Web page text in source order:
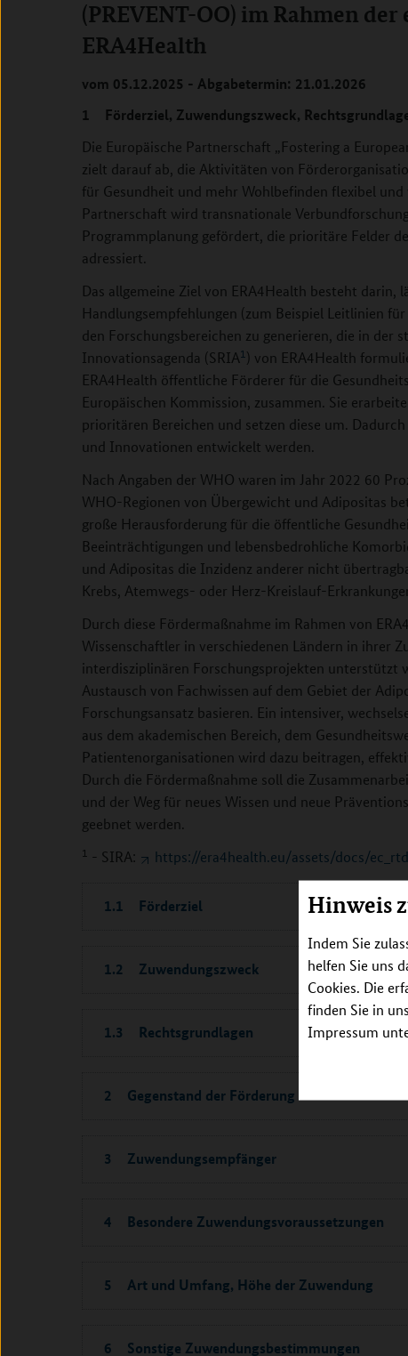
Hinweis
Indem Sie
helfen Sie uns
Cookies. Die
finden Sie in
Impressum
(PREVENT-OO) im Rahmen
ERA4Health
vom 05.12.2025 - Abgabetermin: 21.01.2026
1 Förderziel, Zuwendungszweck,
Die Europäische Partnerschaft „Fostering a
zielt darauf ab, die Aktivitäten von
für Gesundheit und mehr Wohlbefinden flexibel
Partnerschaft wird transnationale
Programmplanung gefördert, die prioritäre Felder
adressiert.
Das allgemeine Ziel von ERA4Health besteht darin,
Handlungsempfehlungen (zum Beispiel Leitlinien
den Forschungsbereichen zu generieren, die in der
Innovationsagenda (SRIA1 ) von ERA4Health
ERA4Health öffentliche Förderer für die
Europäischen Kommission, zusammen. Sie
prioritären Bereichen und setzen diese um.
und Innovationen entwickelt werden.
Nach Angaben der WHO waren im Jahr 2022 60
WHO-Regionen von Übergewicht und Adipositas
große Herausforderung für die öffentliche
Beeinträchtigungen und lebensbedrohliche
und Adipositas die Inzidenz anderer nicht
Krebs, Atemwegs- oder Herz-Kreislauf-
Durch diese Fördermaßnahme im Rahmen von
Wissenschaftler in verschiedenen Ländern in ihrer
interdisziplinären Forschungsprojekten unterstützt
Austausch von Fachwissen auf dem Gebiet der
Forschungsansatz basieren. Ein intensiver,
aus dem akademischen Bereich, dem
Patientenorganisationen wird dazu beitragen,
Durch die Fördermaßnahme soll die
und der Weg für neues Wissen und neue
geebnet werden.
1 - SIRA: https://era4health.eu/assets/docs/
1.1 Förderziel
1.2 Zuwendungszweck
1.3 Rechtsgrundlagen
2 Gegenstand der Förderung
3 Zuwendungsempfänger
4 Besondere Zuwendungsvoraussetzungen
5 Art und Umfang, Höhe der Zuwendung
6 Sonstige Zuwendungsbestimmungen